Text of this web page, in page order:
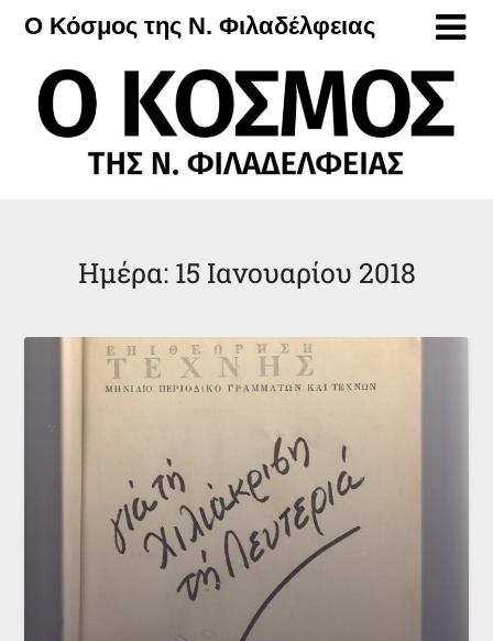
Μετάβαση
περιεχόμενο
Ο Κόσμος της Ν. Φιλαδέλφειας
Ημέρα: 15 Ιανουαρίου 2018